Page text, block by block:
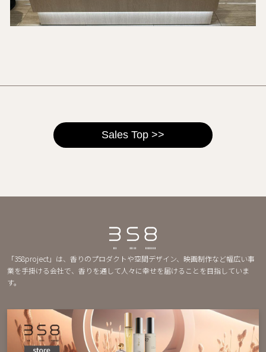
Sales Top >>
「358project」は、香りのプロダクトや空間デザイン、映画制作など幅広い事
業を手掛ける会社で、香りを通して人々に幸せを届けることを目指していま
す。